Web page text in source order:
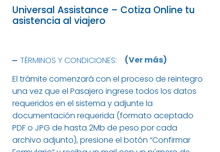
Universal Assistance – Cotiza Online tu
asistencia al viajero
TÉRMINOS Y CONDICIONES:
monto total no superen la suma de USD 500
(Dólares Quinientos) o el equivalente a dicho
importe en otra moneda internacional o de curso
legal en Argentina. Se informa que no habrá
restricción para la solicitud inicial de reintegro
(con independencia de su monto) con respecto a
El trámite comenzará con el proceso de reintegro
una vez que el Pasajero ingrese todos los datos
requeridos en el sistema y adjunte la
documentación requerida (formato aceptado
PDF o JPG de hasta 2Mb de peso por cada
archivo adjunto), presione el botón “Confirmar